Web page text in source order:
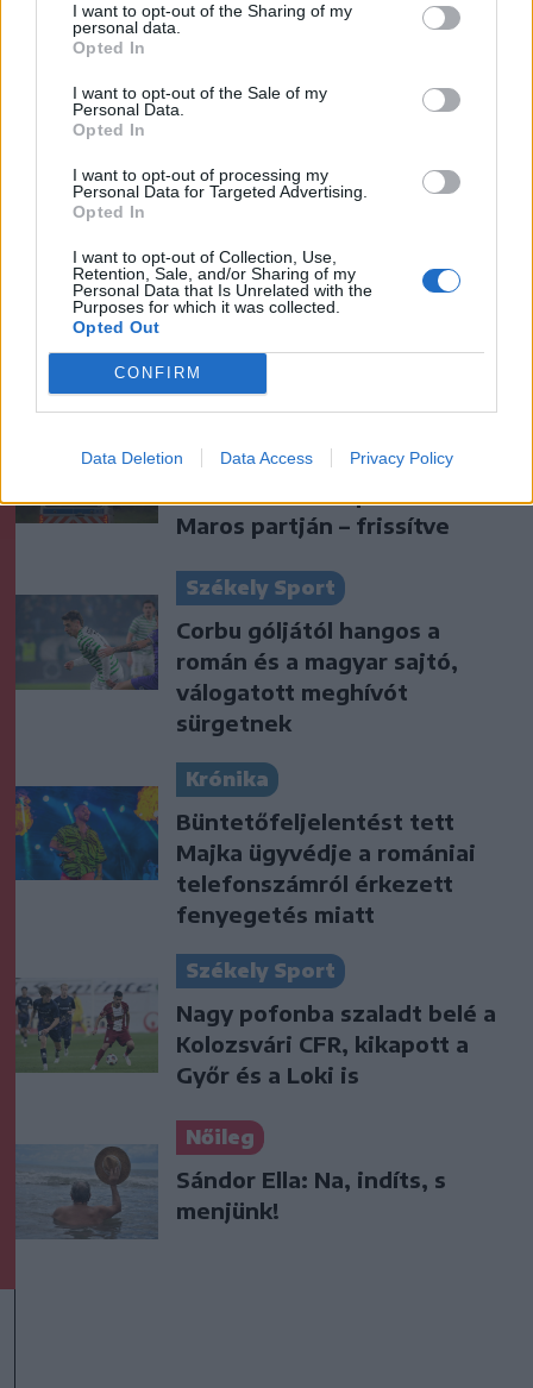
I want to opt-out of the Sharing of my
personal data.
Opted In
I want to opt-out of the Sale of my
Personal Data.
Opted In
I want to opt-out of processing my
Personal Data for Targeted Advertising.
Opted In
I want to opt-out of Collection, Use,
Retention, Sale, and/or Sharing of my
Personal Data that Is Unrelated with the
Purposes for which it was collected.
Opted Out
CONFIRM
Data Deletion Data Access Privacy Policy
szóljon hozzá!
Ezek is érdekelhetik
Székelyhon
Tömegverekedés lett a szűk
Csatószegen
Székelyhon
Életét vesztette két halász,
Maros partján – frissítve
Székely Sport
Corbu góljától hangos a
román és a magyar sajtó,
válogatott meghívót
sürgetnek
Krónika
Büntetőfeljelentést tett
Majka ügyvédje a romániai
telefonszámról érkezett
fenyegetés miatt
Székely Sport
Nagy pofonba szaladt belé a
Kolozsvári CFR, kikapott a
Győr és a Loki is
Nőileg
Sándor Ella: Na, indíts, s
menjünk!